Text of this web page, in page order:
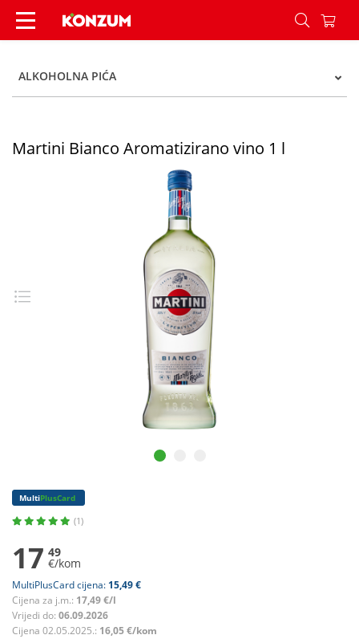
Martini Bianco Aromatizirano vino 1 l - Konzum
ALKOHOLNA PIĆA
Martini Bianco Aromatizirano vino 1 l
MultiPlusCard
(1)
17 49
€/kom
MultiPlusCard cijena: 15,49 €
Cijena za j.m.: 17,49 €/l
Vrijedi do: 06.09.2026
Cijena 02.05.2025.: 16,05 €/kom